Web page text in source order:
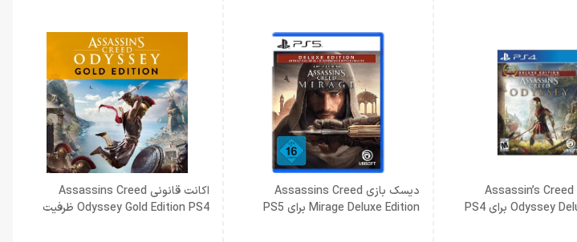
دیسک بازی Assassin’s Creed
Odyssey Deluxe Edition برای PS4
دیسک بازی Assassins Creed
Mirage Deluxe Edition برای PS5
اکانت قانونی Assassins Creed
Odyssey Gold Edition PS4 ظرفیت